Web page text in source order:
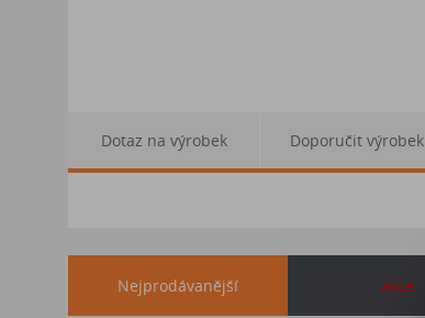
Dotaz na výrobek Doporučit výrobek
Nejprodávanější akce